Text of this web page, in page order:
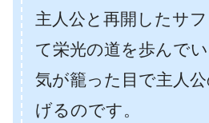
主人公と再開したサ
て栄光の道を歩んで
気が籠った目で主人
げるのです。